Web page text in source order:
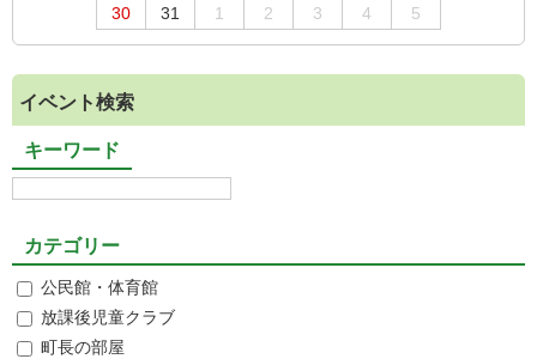
30
31 1 2 3 4 5
イベント検索
キーワード
カテゴリー
公民館・体育館
放課後児童クラブ
町長の部屋